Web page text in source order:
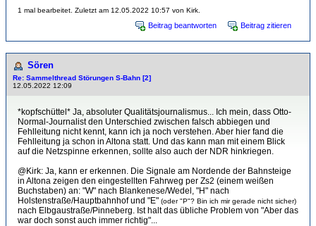
1 mal bearbeitet. Zuletzt am 12.05.2022 10:57 von Kirk.
Beitrag beantworten Beitrag zitieren
Sören
Re: Sammelthread Störungen S-Bahn [2]
12.05.2022 12:09
*kopfschüttel* Ja, absoluter Qualitätsjournalismus... Ich mein, dass Otto-
Normal-Journalist den Unterschied zwischen falsch abbiegen und
Fehlleitung nicht kennt, kann ich ja noch verstehen. Aber hier fand die
Fehlleitung ja schon in Altona statt. Und das kann man mit einem Blick
auf die Netzspinne erkennen, sollte also auch der NDR hinkriegen.
@Kirk: Ja, kann er erkennen. Die Signale am Nordende der Bahnsteige
in Altona zeigen den eingestellten Fahrweg per Zs2 (einem weißen
Buchstaben) an: "W" nach Blankenese/Wedel, "H" nach
Holstenstraße/Hauptbahnhof und "E" (oder "P"? Bin ich mir gerade nicht sicher)
nach Elbgaustraße/Pinneberg. Ist halt das übliche Problem von "Aber das
war doch sonst auch immer richtig"...